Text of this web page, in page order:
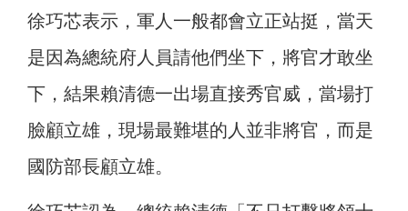
徐巧芯表示，軍人一般都會立正站挺，當天
是因為總統府人員請他們坐下，將官才敢坐
下，結果賴清德一出場直接秀官威，當場打
臉顧立雄，現場最難堪的人並非將官，而是
國防部長顧立雄。